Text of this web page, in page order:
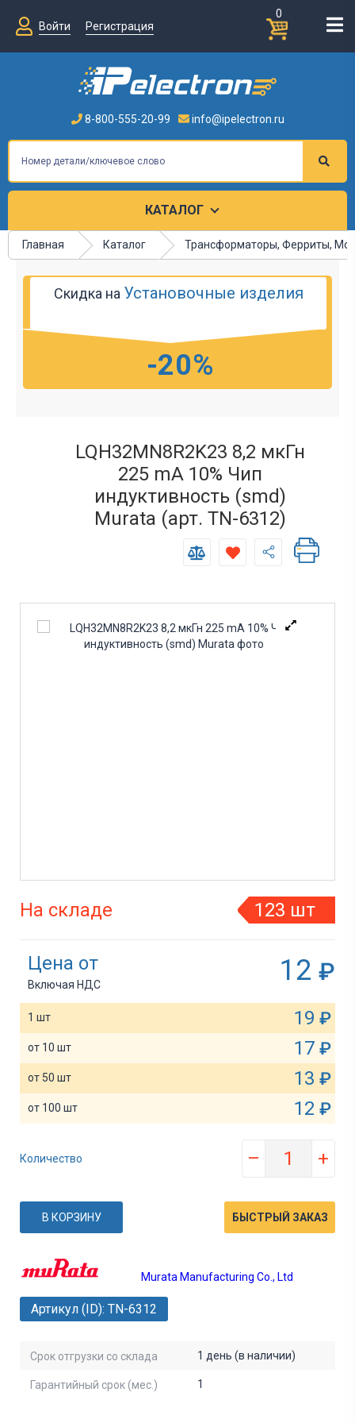
0
Войти
Регистрация
8-800-555-20-99 info@ipelectron.ru
КАТАЛОГ
Главная Каталог Трансформаторы, Ферриты,
Скидка на Установочные изделия
-20%
LQH32MN8R2K23 8,2 мкГн
225 mА 10% Чип
индуктивность (smd)
Murata (арт. TN-6312)
Murata Manufacturing Co., Ltd
Артикул (ID): TN-6312
Срок отгрузки со склада 1 день (в наличии)
Гарантийный срок (мес.) 1
На складе 123 шт
Цена от
Включая НДС 12 ₽
1 шт 19 ₽
от 10 шт 17 ₽
от 50 шт 13 ₽
от 100 шт 12 ₽
Количество – +
В КОРЗИНУ БЫСТРЫЙ ЗАКАЗ